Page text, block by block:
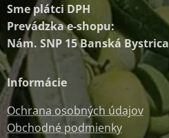
Sme plátci DPH
Prevádzka e-shopu:
Nám. SNP 15 Banská Bystrica
Informácie
Ochrana osobných údajov
Obchodné podmienky